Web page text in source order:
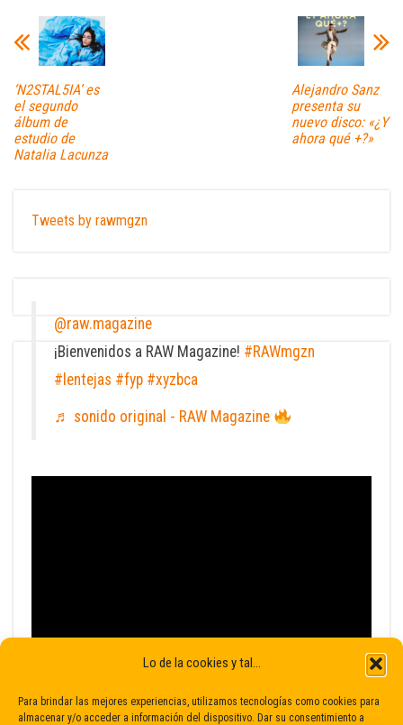
Lo de la cookies y tal...
Para brindar las mejores experiencias, utilizamos tecnologías como cookies para
almacenar y/o acceder a información del dispositivo. Dar su consentimiento a
‘N2STAL5IA’ es
el segundo
álbum de
estudio de
Natalia Lacunza
Alejandro Sanz
presenta su
nuevo disco: «¿Y
ahora qué +?»
Tweets by rawmgzn
@raw.magazine
¡Bienvenidos a RAW Magazine! #RAWmgzn
#lentejas #fyp #xyzbca
♬ sonido original - RAW Magazine